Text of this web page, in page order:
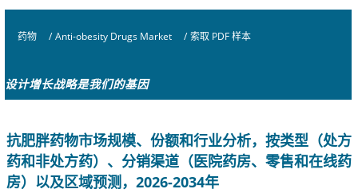
药物 / Anti-obesity Drugs Market / 索取 PDF 样本
设计增长战略是我们的基因
抗肥胖药物市场规模、份额和行业分析，按类型（处方
药和非处方药）、分销渠道（医院药房、零售和在线药
房）以及区域预测，2026-2034年